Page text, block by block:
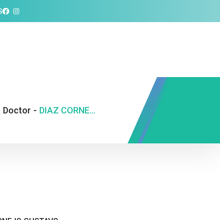
Doctor - DIAZ CORNEJO GUSTAVO